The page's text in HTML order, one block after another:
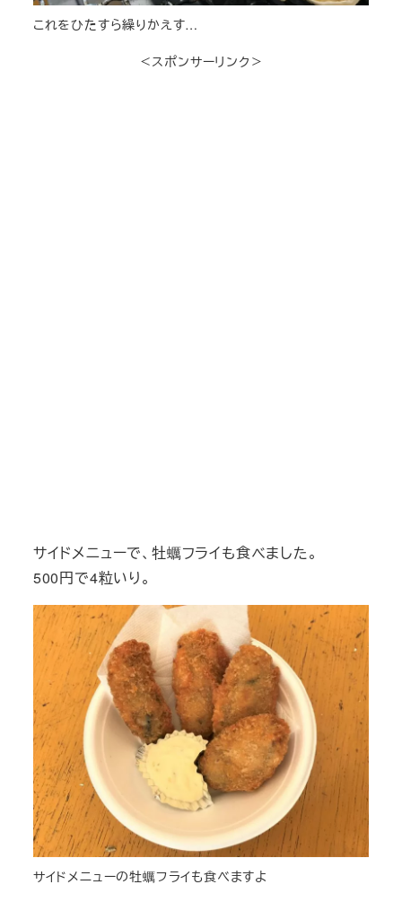
これをひたすら繰りかえす…
＜スポンサーリンク＞
サイドメニューで、牡蠣フライも食べました。
500円で4粒いり。
サイドメニューの牡蠣フライも食べますよ